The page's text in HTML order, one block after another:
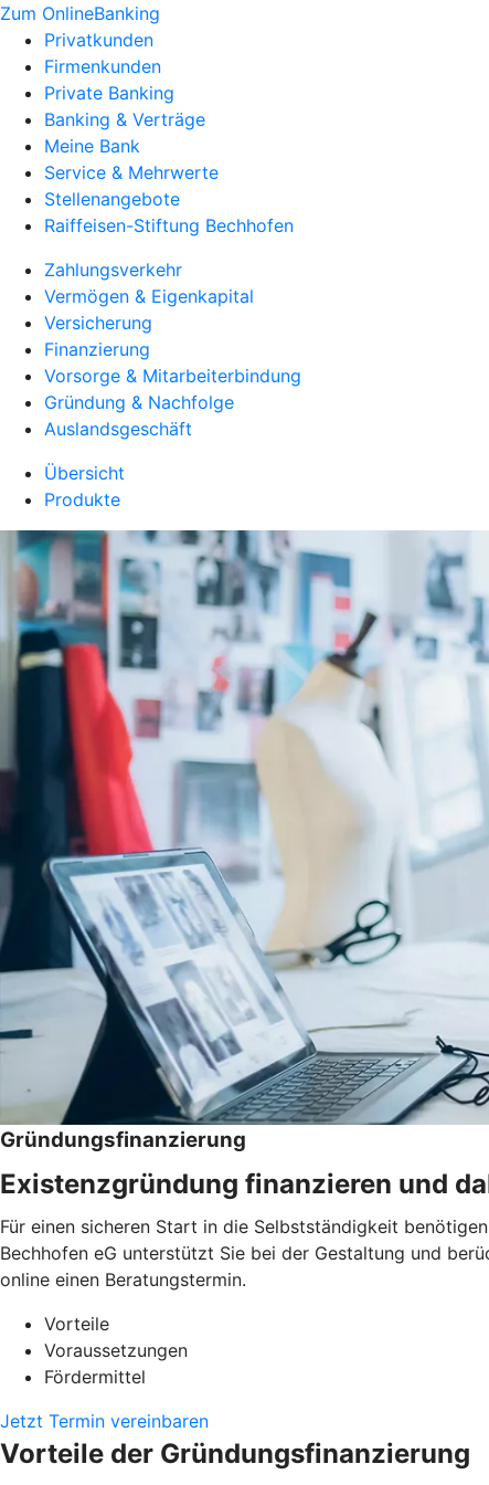
Zum OnlineBanking
Privatkunden
Firmenkunden
Private Banking
Banking & Verträge
Meine Bank
Service & Mehrwerte
Stellenangebote
Raiffeisen-Stiftung Bechhofen
Zahlungsverkehr
Vermögen & Eigenkapital
Versicherung
Finanzierung
Vorsorge & Mitarbeiterbindung
Gründung & Nachfolge
Auslandsgeschäft
Übersicht
Produkte
Gründungsfinanzierung
Existenzgründung finanzieren und
Für einen sicheren Start in die Selbstständigkeit
Bechhofen eG unterstützt Sie bei der Gestaltung und
online einen Beratungstermin.
Vorteile
Voraussetzungen
Fördermittel
Jetzt Termin vereinbaren
Vorteile der Gründungsfinanzierung